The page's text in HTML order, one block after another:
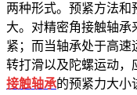
两种形式。预紧方法和
大。对精密角接触轴承
紧；而当轴承处于高
转打滑以及陀螺运动，
接触轴承的预紧力大小